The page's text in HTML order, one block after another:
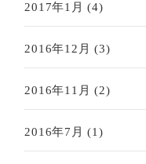
2017年1月 (4)
2016年12月 (3)
2016年11月 (2)
2016年7月 (1)